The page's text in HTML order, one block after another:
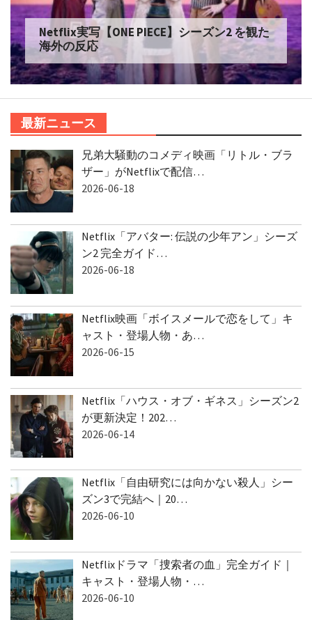
Netflix実写【ONE PIECE】シーズン2 を観た
海外の反応
最新ニュース
兄弟大騒動のコメディ映画「リトル・ブラ
ザー」がNetflixで配信…
2026-06-18
Netflix「アバター: 伝説の少年アン」シーズ
ン2 完全ガイド…
2026-06-18
Netflix映画「ボイスメールで恋をして」キ
ャスト・登場人物・あ…
2026-06-15
Netflix「ハウス・オブ・ギネス」シーズン2
が更新決定！202…
2026-06-14
Netflix「自由研究には向かない殺人」シー
ズン3で完結へ｜20…
2026-06-10
Netflixドラマ「捜索者の血」完全ガイド｜
キャスト・登場人物・…
2026-06-10